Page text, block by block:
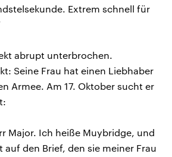
Extrem schnell für
abrupt unterbrochen.
Seine Frau hat einen Liebhaber
Armee. Am 17. Oktober sucht er
Major. Ich heiße Muybridge, und
den Brief, den sie meiner Frau